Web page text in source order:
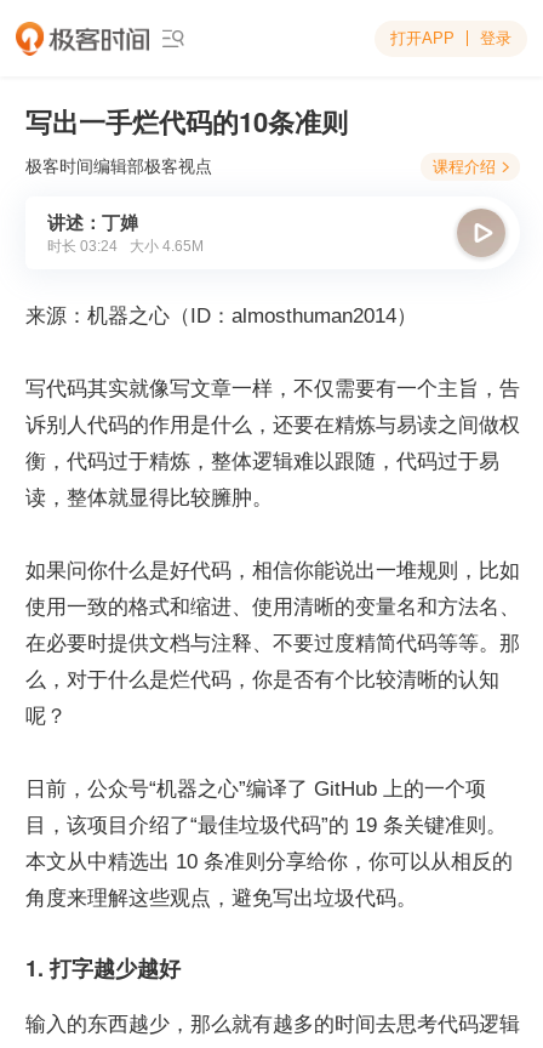
 打开APP 登录
写出一手烂代码的10条准则
极客时间编辑部极客视点 课程介绍 
讲述：丁婵
时长 03:24 大小 4.65M

来源：机器之心（ID：almosthuman2014）
写代码其实就像写文章一样，不仅需要有一个主旨，告
诉别人代码的作用是什么，还要在精炼与易读之间做权
衡，代码过于精炼，整体逻辑难以跟随，代码过于易
读，整体就显得比较臃肿。
如果问你什么是好代码，相信你能说出一堆规则，比如
使用一致的格式和缩进、使用清晰的变量名和方法名、
在必要时提供文档与注释、不要过度精简代码等等。那
么，对于什么是烂代码，你是否有个比较清晰的认知
呢？
日前，公众号“机器之心”编译了 GitHub 上的一个项
目，该项目介绍了“最佳垃圾代码”的 19 条关键准则。
本文从中精选出 10 条准则分享给你，你可以从相反的
角度来理解这些观点，避免写出垃圾代码。
1. 打字越少越好
输入的东西越少，那么就有越多的时间去思考代码逻辑